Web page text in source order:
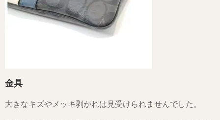
金具
大きなキズやメッキ剥がれは見受けられませんでした。